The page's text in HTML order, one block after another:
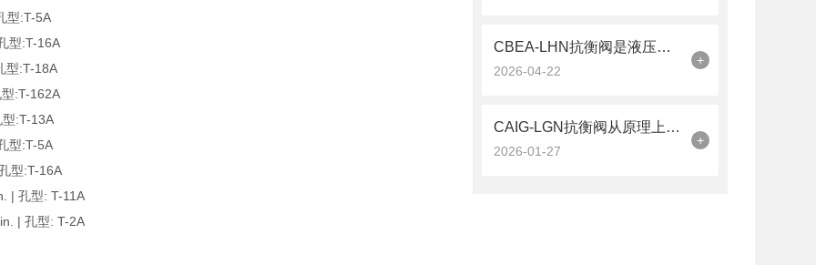
CBEA-LHN抗衡阀是液压系统中的平衡卫士
2026-04-22
+
CAIG-LGN抗衡阀从原理上可分解为以下三个层面
2026-01-27
+
型:T-5A
型:T-16A
型:T-18A
:T-162A
:T-13A
型:T-5A
型:T-16A
| 孔型: T-11A
| 孔型: T-2A